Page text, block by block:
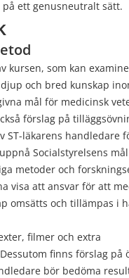
ett genusneutralt sätt.
kursen, som kan
och bred kunskap
mål för medicinsk
förslag på
ST-läkarens handledare
Socialstyrelsens
metoder och
visa att ansvar för att
omsätts och tillämpas i
filmer och extra
finns förslag på
bör bedöma